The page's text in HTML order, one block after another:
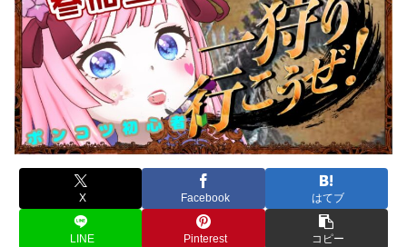
X Facebook はてブ
LINE Pinterest コピー